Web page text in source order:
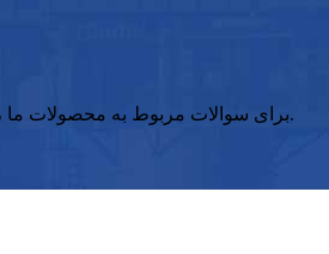
برای سوالات مربوط به محصولات ما ، لطفاً ایمیل خود را به ما بسپارید و ظرف 24 ساعت با ما تماس بگیرید.